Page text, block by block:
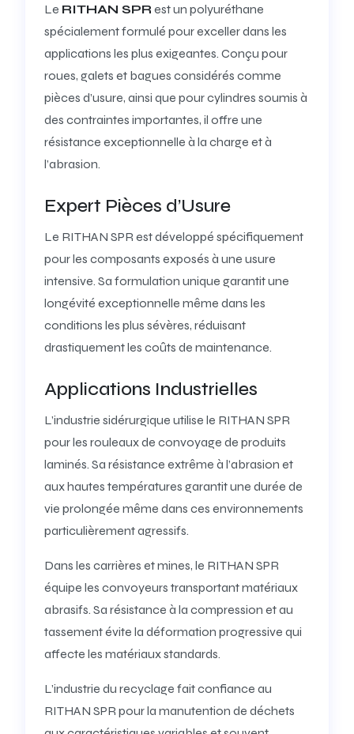
Le RITHAN SPR est un polyuréthane
spécialement formulé pour exceller dans les
applications les plus exigeantes. Conçu pour
roues, galets et bagues considérés comme
pièces d’usure, ainsi que pour cylindres soumis à
des contraintes importantes, il offre une
résistance exceptionnelle à la charge et à
l’abrasion.
Expert Pièces d’Usure
Le RITHAN SPR est développé spécifiquement
pour les composants exposés à une usure
intensive. Sa formulation unique garantit une
longévité exceptionnelle même dans les
conditions les plus sévères, réduisant
drastiquement les coûts de maintenance.
Applications Industrielles
L’industrie sidérurgique utilise le RITHAN SPR
pour les rouleaux de convoyage de produits
laminés. Sa résistance extrême à l’abrasion et
aux hautes températures garantit une durée de
vie prolongée même dans ces environnements
particulièrement agressifs.
Dans les carrières et mines, le RITHAN SPR
équipe les convoyeurs transportant matériaux
abrasifs. Sa résistance à la compression et au
tassement évite la déformation progressive qui
affecte les matériaux standards.
L’industrie du recyclage fait confiance au
RITHAN SPR pour la manutention de déchets